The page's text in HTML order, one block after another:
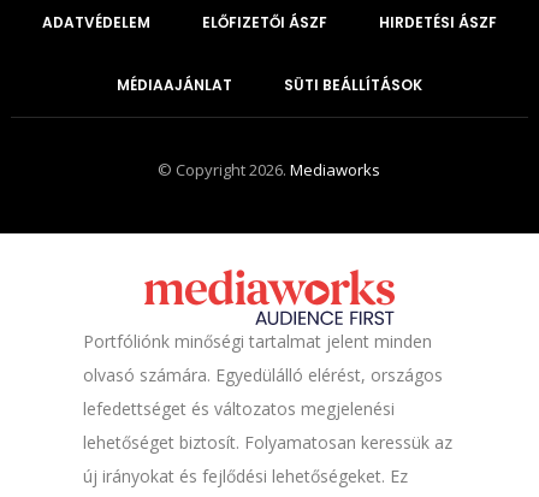
ADATVÉDELEM ELŐFIZETŐI ÁSZF HIRDETÉSI ÁSZF
MÉDIAAJÁNLAT SÜTI BEÁLLÍTÁSOK
© Copyright 2026.Mediaworks
Portfóliónk minőségi tartalmat jelent minden
olvasó számára. Egyedülálló elérést, országos
lefedettséget és változatos megjelenési
lehetőséget biztosít. Folyamatosan keressük az
új irányokat és fejlődési lehetőségeket. Ez